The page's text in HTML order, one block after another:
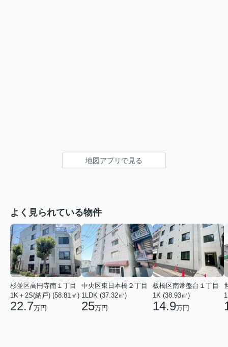
地図アプリで見る
よく見られている物件
杉並区高円寺南１丁目
1K＋2S(納戸) (58.81㎡)
22.7万円
中央区東日本橋２丁目
1LDK (37.32㎡)
25万円
板橋区南常盤台１丁目
1K (38.93㎡)
14.9万円